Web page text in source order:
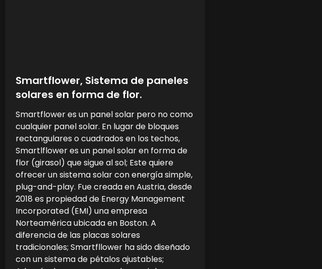
Smartflower, Sistema de paneles
solares en forma de flor.
Smartflower es un panel solar pero no como
cualquier panel solar. En lugar de bloques
rectangulares o cuadrados en los techos,
Smartlflower es un panel solar en forma de
flor (girasol) que sigue al sol; Este quiere
ofrecer un sistema solar con energía simple,
plug-and-play. Fue creada en Austria, desde
2018 es propiedad de Energy Management
Incorporated (EMI) una empresa
Norteamérica ubicada en Boston. A
diferencia de las placas solares
tradicionales; Smartfllower ha sido diseñado
con un sistema de pétalos ajustables;